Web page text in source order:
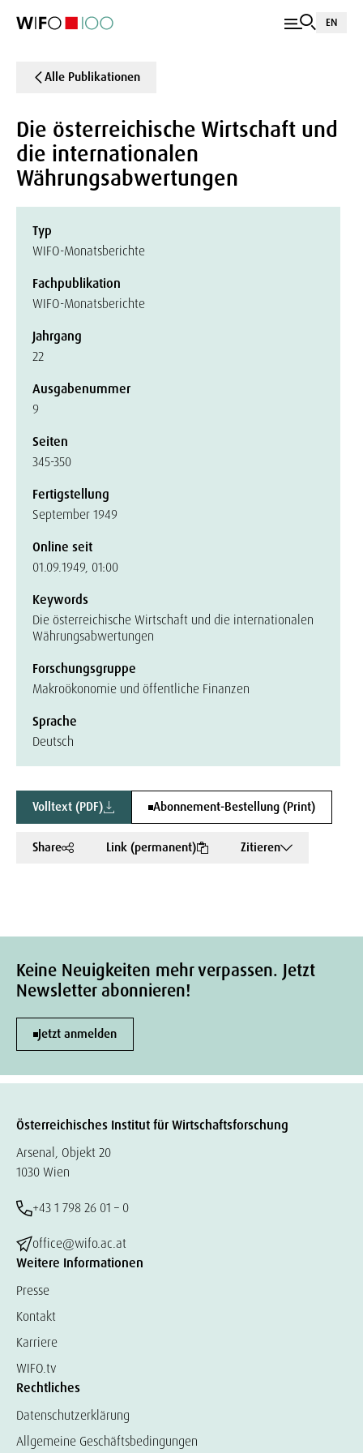
EN
Alle Publikationen
Die österreichische Wirtschaft und
die internationalen
Währungsabwertungen
Typ
WIFO-Monatsberichte
Fachpublikation
WIFO-Monatsberichte
Jahrgang
22
Ausgabenummer
9
Seiten
345-350
Fertigstellung
September 1949
Online seit
01.09.1949, 01:00
Keywords
Die österreichische Wirtschaft und die internationalen
Währungsabwertungen
Forschungsgruppe
Makroökonomie und öffentliche Finanzen
Sprache
Deutsch
Volltext (PDF) Abonnement-Bestellung (Print)
Share Link (permanent) Zitieren
Keine Neuigkeiten mehr verpassen. Jetzt
Newsletter abonnieren!
Jetzt anmelden
Österreichisches Institut für Wirtschaftsforschung
Arsenal, Objekt 20
1030 Wien
+43 1 798 26 01 – 0
office@wifo.ac.at
Weitere Informationen
Presse
Kontakt
Karriere
WIFO.tv
Rechtliches
Datenschutzerklärung
Allgemeine Geschäftsbedingungen